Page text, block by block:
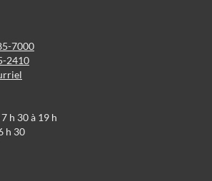
7000
2410
h 30 à 19 h
h 30